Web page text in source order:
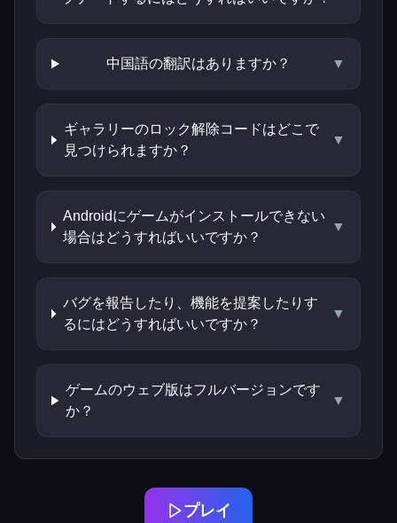
中国語の翻訳はありますか？ ▼
ギャラリーのロック解除コードはどこで
見つけられますか？
▼
Androidにゲームがインストールできない
場合はどうすればいいですか？
▼
バグを報告したり、機能を提案したりす
るにはどうすればいいですか？
▼
ゲームのウェブ版はフルバージョンです
か？
▼
プレイ